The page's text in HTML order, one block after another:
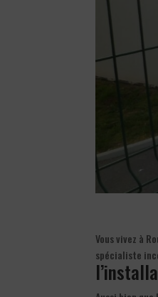
Vous vivez à
spécialiste